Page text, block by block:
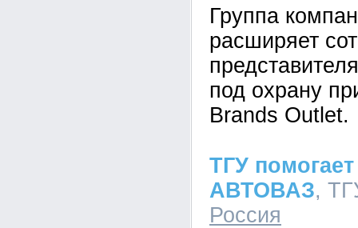
Группа
расширяет
под охрану
Brands Outlet.
ТГУ
АВТОВАЗ,
Россия